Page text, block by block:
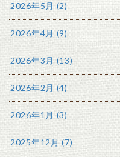
2026年5月 (2)
2026年4月 (9)
2026年3月 (13)
2026年2月 (4)
2026年1月 (3)
2025年12月 (7)